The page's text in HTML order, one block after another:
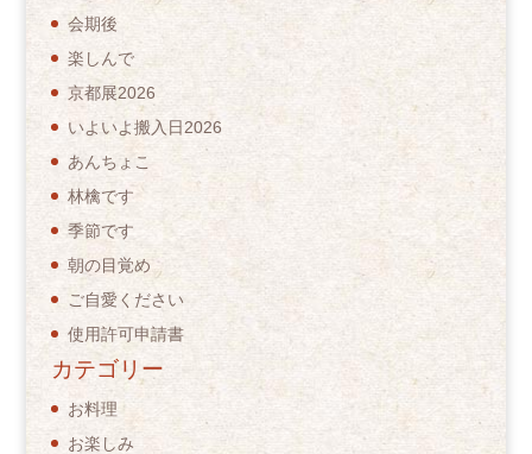
会期後
楽しんで
京都展2026
いよいよ搬入日2026
あんちょこ
林檎です
季節です
朝の目覚め
ご自愛ください
使用許可申請書
カテゴリー
お料理
お楽しみ